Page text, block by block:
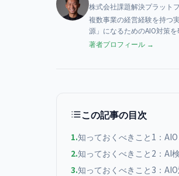
株式会社課題解決プラット
複数事業の経営経験を持つ
源」になるためのAIO対策を
著者プロフィール →
この記事の目次
1.知っておくべきこと1：
2.知っておくべきこと2：AI
3.知っておくべきこと3：